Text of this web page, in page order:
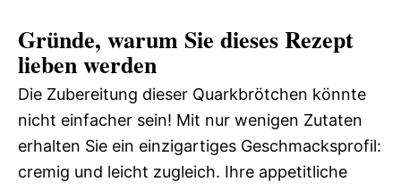
Gründe, warum Sie dieses Rezept
lieben werden
Die Zubereitung dieser Quarkbrötchen könnte
nicht einfacher sein! Mit nur wenigen Zutaten
erhalten Sie ein einzigartiges Geschmacksprofil:
cremig und leicht zugleich. Ihre appetitliche